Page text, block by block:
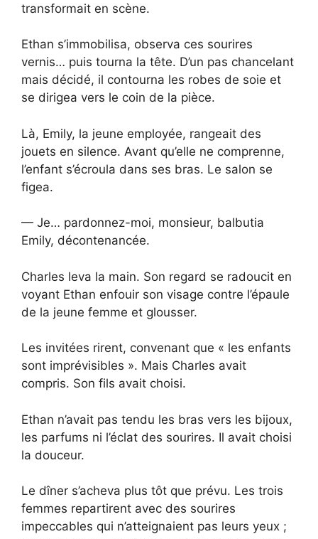
transformait en scène.
Ethan s’immobilisa, observa ces sourires
vernis… puis tourna la tête. D’un pas chancelant
mais décidé, il contourna les robes de soie et
se dirigea vers le coin de la pièce.
Là, Emily, la jeune employée, rangeait des
jouets en silence. Avant qu’elle ne comprenne,
l’enfant s’écroula dans ses bras. Le salon se
figea.
— Je… pardonnez-moi, monsieur, balbutia
Emily, décontenancée.
Charles leva la main. Son regard se radoucit en
voyant Ethan enfouir son visage contre l’épaule
de la jeune femme et glousser.
Les invitées rirent, convenant que « les enfants
sont imprévisibles ». Mais Charles avait
compris. Son fils avait choisi.
Ethan n’avait pas tendu les bras vers les bijoux,
les parfums ni l’éclat des sourires. Il avait choisi
la douceur.
Le dîner s’acheva plus tôt que prévu. Les trois
femmes repartirent avec des sourires
impeccables qui n’atteignaient pas leurs yeux ;